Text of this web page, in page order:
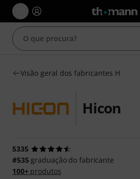
Visão geral dos fabricantes H
Hicon
5335
#535 graduação do fabricante
100+produtos